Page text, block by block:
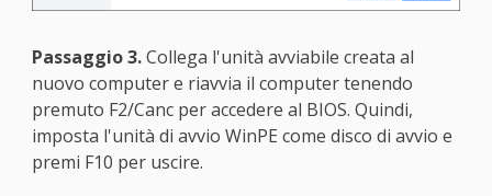
Passaggio 3.Collega l'unità avviabile creata al
nuovo computer e riavvia il computer tenendo
premuto F2/Canc per accedere al BIOS. Quindi,
imposta l'unità di avvio WinPE come disco di avvio e
premi F10 per uscire.